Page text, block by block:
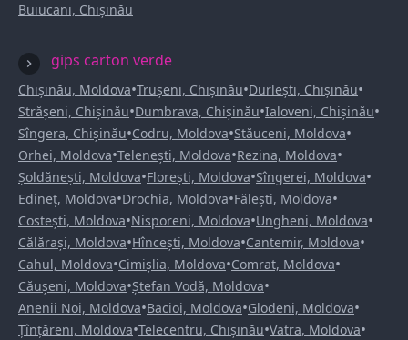
Buiucani, Chișinău
gips carton verde
Chișinău, Moldova•Trușeni, Chișinău•Durlești, Chișinău•
Strășeni, Chișinău•Dumbrava, Chișinău•Ialoveni, Chișinău•
Sîngera, Chișinău•Codru, Moldova•Stăuceni, Moldova•
Orhei, Moldova•Telenești, Moldova•Rezina, Moldova•
Șoldănești, Moldova•Florești, Moldova•Sîngerei, Moldova•
Edineț, Moldova•Drochia, Moldova•Fălești, Moldova•
Costești, Moldova•Nisporeni, Moldova•Ungheni, Moldova•
Călărași, Moldova•Hîncești, Moldova•Cantemir, Moldova•
Cahul, Moldova•Cimișlia, Moldova•Comrat, Moldova•
Căușeni, Moldova•Ștefan Vodă, Moldova•
Anenii Noi, Moldova•Bacioi, Moldova•Glodeni, Moldova•
Țînțăreni, Moldova•Telecentru, Chișinău•Vatra, Moldova•